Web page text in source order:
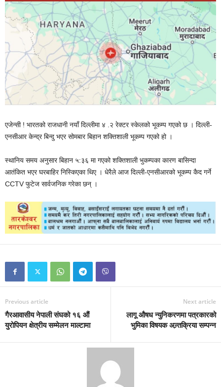
एजेन्सी ! भारतको राजधानी नयाँ दिल्लीमा ४ .२ रेक्टर स्केलको भूकम्प गएको छ । दिल्ली-
एनसीआर केन्द्र बिन्दु भएर सोमबार बिहान शक्तिशाली भूकम्प गएको हो ।
स्थानिय समय अनुसार बिहान ५:३६ मा गएको शक्तिशाली भुकम्पका कारण बासिन्दा
आतंकित भएर घरबाहिर निस्किएका थिए । धेरैले आज दिल्ली-एनसीआरको भूकम्प कैद गर्ने
CCTV फुटेज सार्वजनिक गरेका छन् ।
Previous article
गैरआवासीय नेपाली संघको १६ औं
युरोपियन क्षेत्रीय सम्मेलन माल्टामा
Next article
लागू औषध न्युनिकरणमा पत्रकारको
भुमिका विषयक अन्र्तक्रिया सम्पन्न